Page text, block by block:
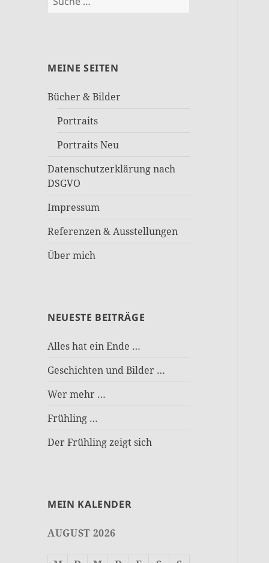
MEINE SEITEN
Bücher & Bilder
Portraits
Portraits Neu
Datenschutzerklärung nach
DSGVO
Impressum
Referenzen & Ausstellungen
Über mich
NEUESTE BEITRÄGE
Alles hat ein Ende …
Geschichten und Bilder …
Wer mehr …
Frühling …
Der Frühling zeigt sich
MEIN KALENDER
AUGUST 2026